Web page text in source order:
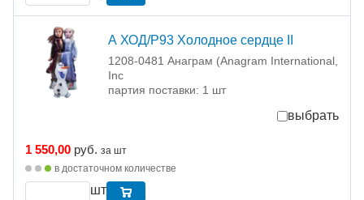
А ХОД/P93 Холодное сердце II
1208-0481 Анаграм (Anagram International,
Inc
партия поставки: 1 шт
выбрать
1 550,00 руб. за шт
в достаточном количестве
шт